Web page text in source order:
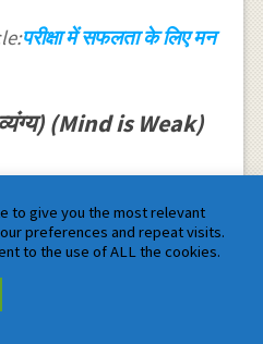
परीक्षा में सफलता के लिए मन
(Mind is Weak)
to give you the most relevant
preferences and repeat visits.
to the use of ALL the cookies.